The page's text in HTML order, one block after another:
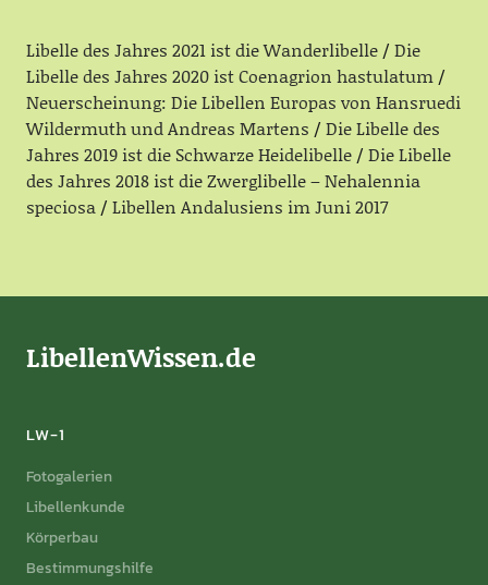
Libelle des Jahres 2021 ist die Wanderlibelle
Die
Libelle des Jahres 2020 ist Coenagrion hastulatum
Neuerscheinung: Die Libellen Europas von Hansruedi
Wildermuth und Andreas Martens
Die Libelle des
Jahres 2019 ist die Schwarze Heidelibelle
Die Libelle
des Jahres 2018 ist die Zwerglibelle – Nehalennia
speciosa
Libellen Andalusiens im Juni 2017
LibellenWissen.de
LW-1
Fotogalerien
Libellenkunde
Körperbau
Bestimmungshilfe